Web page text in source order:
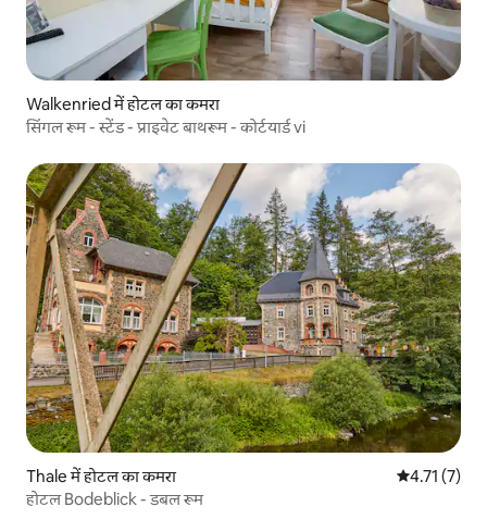
Walkenried में होटल का कमरा
सिंगल रूम - स्टेंड - प्राइवेट बाथरूम - कोर्टयार्ड vi
Thale में होटल का कमरा औसत रेटिंग 5
4.71 (7)
होटल Bodeblick - डबल रूम